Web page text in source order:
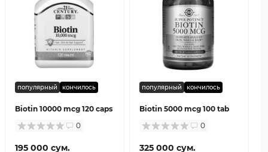
популярный кончилось
Biotin 10000 mcg 120 caps
0
195 000 сум.
популярный кончилось
Biotin 5000 mcg 100 tab
0
325 000 сум.